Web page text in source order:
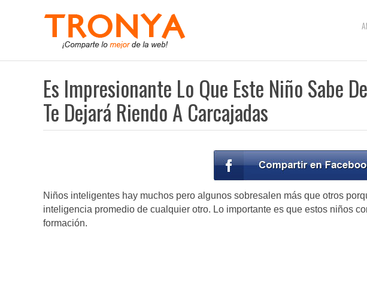
Es Impresionante Lo Que Este Niño Sabe
Te Dejará Riendo A Carcajadas
Niños inteligentes hay muchos pero algunos sobresalen más que otros
inteligencia promedio de cualquier otro. Lo importante es que estos niños
formación.